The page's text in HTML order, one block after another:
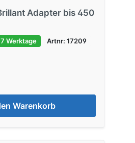
Adapter bis 450
Werktage Artnr: 17209
Warenkorb